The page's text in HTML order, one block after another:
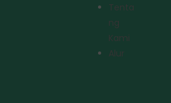
Tenta
Ng
Kami
Alur